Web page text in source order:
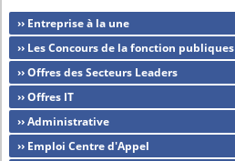
›› Entreprise à la une
›› Les Concours de la fonction publiques
›› Offres des Secteurs Leaders
›› Offres IT
›› Administrative
›› Emploi Centre d'Appel